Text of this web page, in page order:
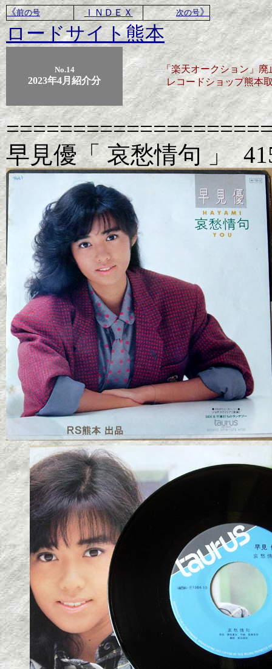
《前の号 ＩＮＤＥＸ 次の号》
ロードサイト熊本
No.14
2023年4月紹介分
「楽天オークション」廃
レコードショップ熊本
早見優「 哀愁情句 」